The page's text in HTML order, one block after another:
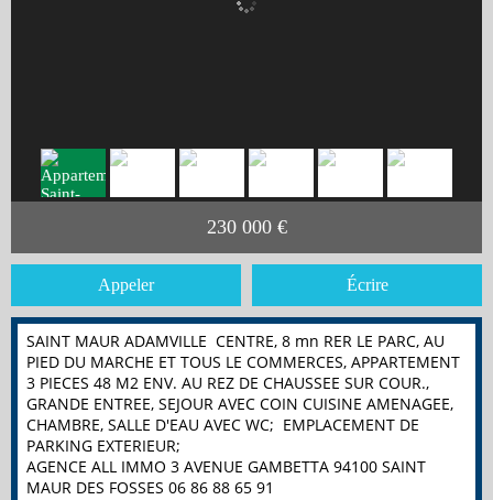
230 000 €
Appeler Écrire
SAINT MAUR ADAMVILLE CENTRE, 8 mn RER LE PARC, AU
PIED DU MARCHE ET TOUS LE COMMERCES, APPARTEMENT
3 PIECES 48 M2 ENV. AU REZ DE CHAUSSEE SUR COUR.,
GRANDE ENTREE, SEJOUR AVEC COIN CUISINE AMENAGEE,
CHAMBRE, SALLE D'EAU AVEC WC; EMPLACEMENT DE
PARKING EXTERIEUR;
AGENCE ALL IMMO 3 AVENUE GAMBETTA 94100 SAINT
MAUR DES FOSSES 06 86 88 65 91